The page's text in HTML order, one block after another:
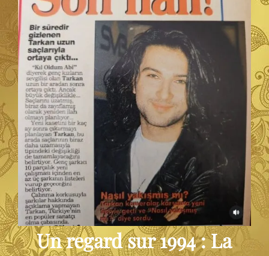
Un regard sur 1994 : La